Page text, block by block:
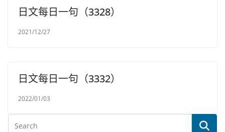
日文每日一句（3328）
2021/12/27
日文每日一句（3332）
2022/01/03